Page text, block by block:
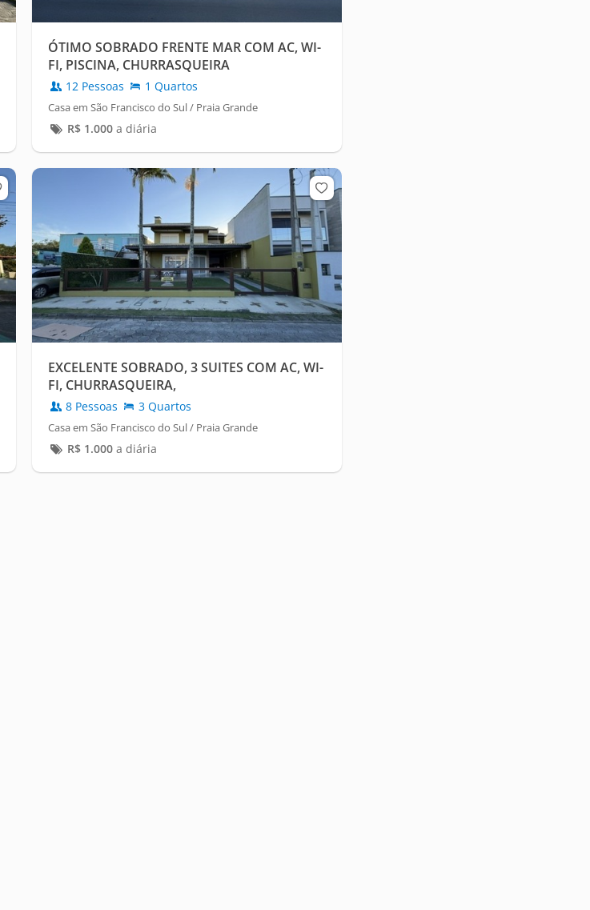
ÓTIMO SOBRADO FRENTE MAR COM AC, WI-
FI, PISCINA, CHURRASQUEIRA
12 Pessoas 1 Quartos
Casa em São Francisco do Sul / Praia Grande
R$ 1.000a diária
EXCELENTE SOBRADO, 3 SUITES COM AC, WI-
FI, CHURRASQUEIRA,
8 Pessoas 3 Quartos
Casa em São Francisco do Sul / Praia Grande
R$ 1.000a diária